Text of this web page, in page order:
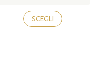
SCEGLI
Questo
prodotto
ha